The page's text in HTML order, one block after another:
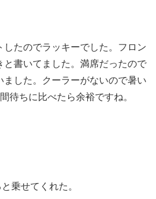
たのでラッキーでした。フロン
と書いてました。満席だったので
した。クーラーがないので暑い
待ちに比べたら余裕ですね。
乗せてくれた。